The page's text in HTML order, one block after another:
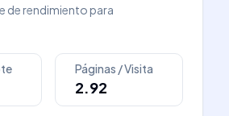
de rendimiento para
Páginas / Visita
2.92